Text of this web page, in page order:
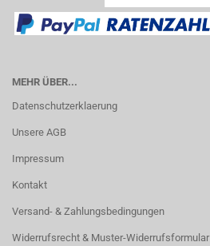
MEHR ÜBER...
Datenschutzerklaerung
Unsere AGB
Impressum
Kontakt
Versand- & Zahlungsbedingungen
Widerrufsrecht & Muster-Widerrufsformular